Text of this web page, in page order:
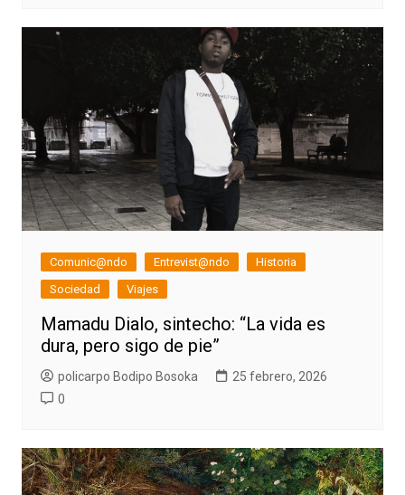
Comunic@ndo Entrevist@ndo
Historia
Sociedad
Viajes
Mamadu Dialo, sintecho: “La vida es
dura, pero sigo de pie”
policarpo Bodipo Bosoka
25 febrero, 2026
0